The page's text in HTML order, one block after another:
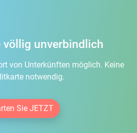
völlig unverbindlich
von Unterkünften möglich. Keine
notwendig.
Sie JETZT